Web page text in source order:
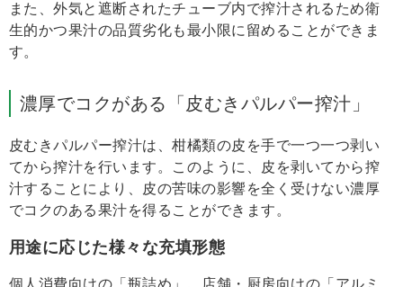
また、外気と遮断されたチューブ内で搾汁されるため衛
生的かつ果汁の品質劣化も最小限に留めることができま
す。
濃厚でコクがある「皮むきパルパー搾汁」
皮むきパルパー搾汁は、柑橘類の皮を手で一つ一つ剥い
てから搾汁を行います。このように、皮を剥いてから搾
汁することにより、皮の苦味の影響を全く受けない濃厚
でコクのある果汁を得ることができます。
用途に応じた様々な充填形態
個人消費向けの「瓶詰め」、店舗・厨房向けの「アルミ